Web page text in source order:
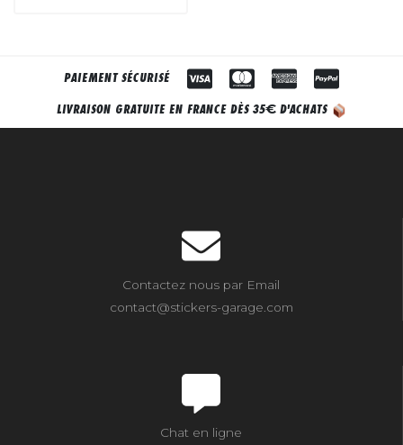
PAIEMENT SÉCURISÉ
LIVRAISON GRATUITE EN FRANCE DÈS 35€ D'ACHATS
Contactez nous par Email
contact@stickers-garage.com
Chat en ligne